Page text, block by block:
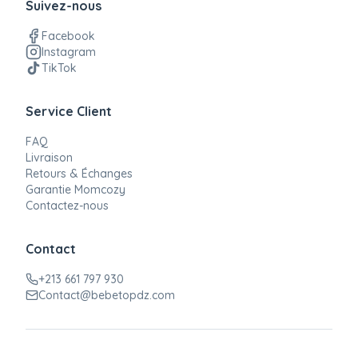
Suivez-nous
Facebook
Instagram
TikTok
Service Client
FAQ
Livraison
Retours & Échanges
Garantie Momcozy
Contactez-nous
Contact
+213 661 797 930
Contact@bebetopdz.com